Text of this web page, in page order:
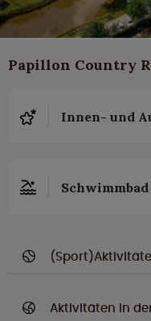
Papillon Country
Innen- und
Schwimmbad
Aktivitäten in